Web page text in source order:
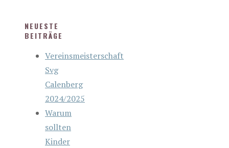
NEUESTE
BEITRÄGE
Vereinsmeisterschaft
Svg
Calenberg
2024/2025
Warum
sollten
Kinder